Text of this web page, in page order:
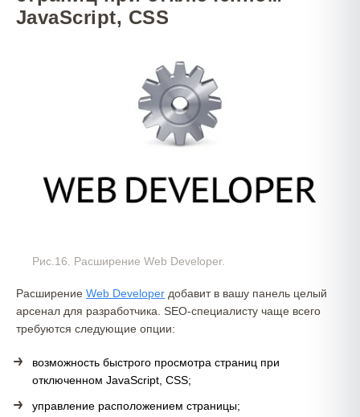
JavaScript, CSS
Рис.16. Расширение Web Developer.
Расширение Web Developer добавит в вашу панель целый
арсенал для разработчика. SEO-специалисту чаще всего
требуются следующие опции:
возможность быстрого просмотра страниц при
отключенном JavaScript, CSS;
управление расположением страницы;